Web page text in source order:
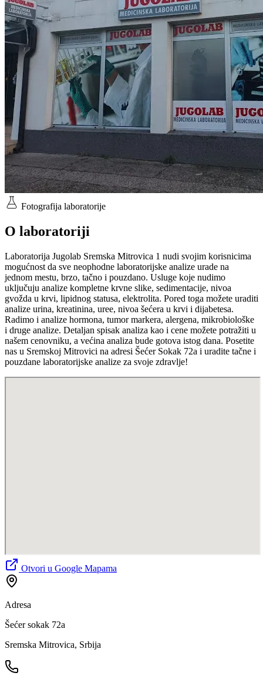
Fotografija laboratorije
O laboratoriji
Laboratorija Jugolab Sremska Mitrovica 1 nudi svojim korisnicima
mogućnost da sve neophodne laboratorijske analize urade na
jednom mestu, brzo, tačno i pouzdano. Usluge koje nudimo
uključuju analize kompletne krvne slike, sedimentacije, nivoa
gvožda u krvi, lipidnog statusa, elektrolita. Pored toga možete uraditi
analize urina, kreatinina, uree, nivoa šećera u krvi i dijabetesa.
Radimo i analize hormona, tumor markera, alergena, mikrobiološke
i druge analize. Detaljan spisak analiza kao i cene možete potražiti u
našem cenovniku, a većina analiza bude gotova istog dana. Posetite
nas u Sremskoj Mitrovici na adresi Šećer Sokak 72a i uradite tačne i
pouzdane laboratorijske analize za svoje zdravlje!
Otvori u Google Mapama
Adresa
Šećer sokak 72a
Sremska Mitrovica, Srbija